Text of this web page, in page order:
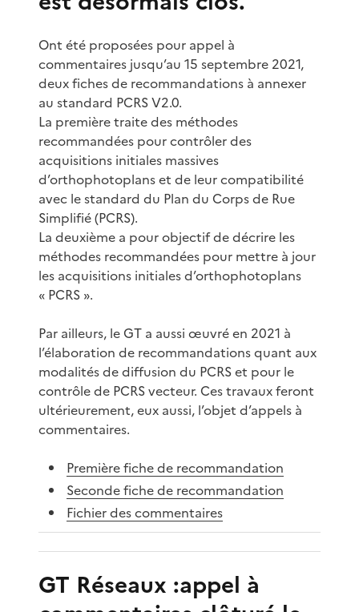
Ont été proposées pour appel à
commentaires jusqu’au 15 septembre 2021,
deux fiches de recommandations à annexer
au standard PCRS V2.0.
La première traite des méthodes
recommandées pour contrôler des
acquisitions initiales massives
d’orthophotoplans et de leur compatibilité
avec le standard du Plan du Corps de Rue
Simplifié (PCRS).
La deuxième a pour objectif de décrire les
méthodes recommandées pour mettre à jour
les acquisitions initiales d’orthophotoplans
« PCRS ».
Par ailleurs, le GT a aussi œuvré en 2021 à
l’élaboration de recommandations quant aux
modalités de diffusion du PCRS et pour le
contrôle de PCRS vecteur. Ces travaux feront
ultérieurement, eux aussi, l’objet d’appels à
commentaires.
Première fiche de recommandation
Seconde fiche de recommandation
Fichier des commentaires
GT Réseaux :appel à